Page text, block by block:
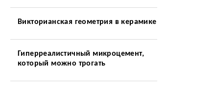
Викторианская геометрия в керамике
Гиперреалистичный микроцемент,
который можно трогать